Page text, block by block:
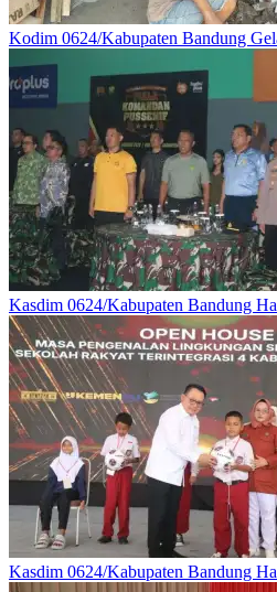
Kodim 0624/Kabupaten Bandung
Kasdim 0624/Kabupaten Bandung
Kasdim 0624/Kabupaten Bandung